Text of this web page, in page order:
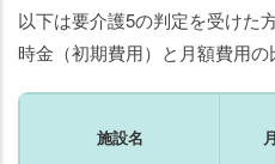
以下は要介護5の判定を受けた
時金（初期費用）と月額費用の
施設名